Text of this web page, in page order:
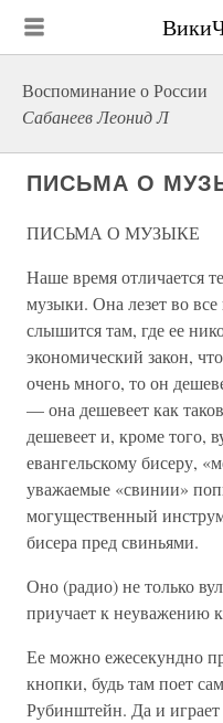
Воспоминание о России
Сабанеев Леонид Л
ПИСЬМА О
ПИСЬМА О МУЗЫКЕ
Наше время отличается
музыки. Она лезет во
слышится там, где ее
экономический закон,
очень много, то он
— она дешевеет как
дешевеет и, кроме того,
евангельскому бисеру,
уважаемые «свинии»
могущественный
бисера пред свиньями.
Оно (радио) не только
приучает к неуважению
Ее можно ежесекундно
кнопки, будь там поет
Рубинштейн. Да и